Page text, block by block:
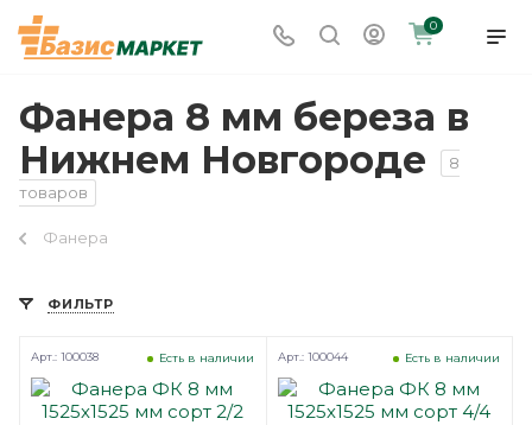
0
Фанера 8 мм береза в
Нижнем Новгороде
8
товаров
Фанера
ФИЛЬТР
Есть в наличии
Арт.: 100038 Есть в наличии
Арт.: 100044